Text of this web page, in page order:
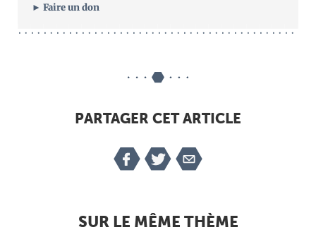
► Faire un don
PARTAGER CET ARTICLE
SUR LE MÊME THÈME